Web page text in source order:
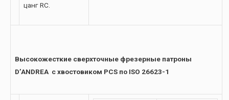
цанг RC.
Высокожесткие сверхточные фрезерные патроны
D’ANDREA с хвостовиком PCS по ISO 26623-1